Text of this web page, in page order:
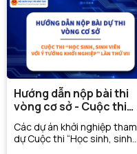
Hướng dẫn nộp bài thi
vòng cơ sở - Cuộc thi
“Học sinh, sinh viên với ý
tưởng khởi nghiệp” lần
thứ VII
Các dự án khởi nghiệp tham
dự Cuộc thi “Học sinh, sinh